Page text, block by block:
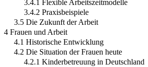
3.4.1 Flexible Arbeitszeitmodelle
3.4.2 Praxisbeispiele
3.5 Die Zukunft der Arbeit
4 Frauen und Arbeit
4.1 Historische Entwicklung
4.2 Die Situation der Frauen heute
4.2.1 Kinderbetreuung in Deutschland